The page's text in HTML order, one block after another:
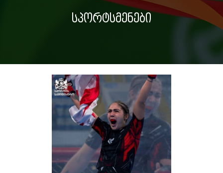
სპორტსმენები